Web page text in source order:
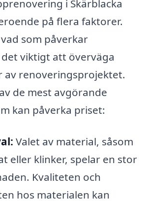
i Skärblacka
på flera faktorer.
som påverkar
viktigt att överväga
av renoveringsprojektet.
de mest avgörande
kan påverka priset:
Valet av material, såsom
eller klinker, spelar en stor
Kvaliteten och
hos materialen kan